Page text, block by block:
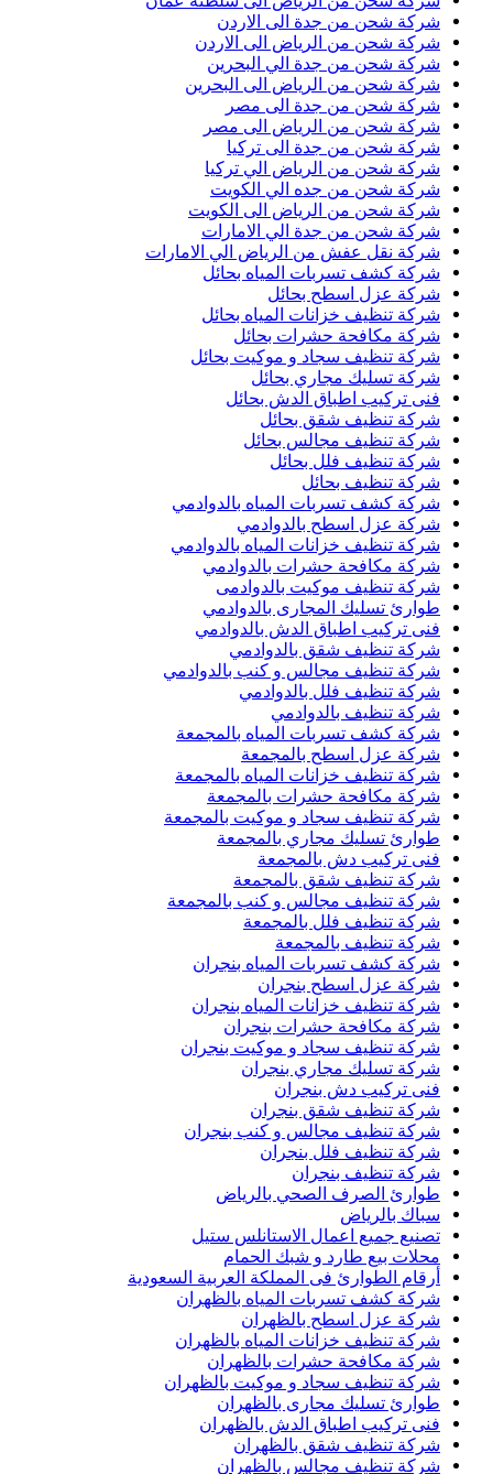
شركة شحن من جدة الى الاردن
شركة شحن من الرياض الى الاردن
شركة شحن من جدة الي البحرين
شركة شحن من الرياض الى البحرين
شركة شحن من جدة الى مصر
شركة شحن من الرياض الى مصر
شركة شحن من جدة الى تركيا
شركة شحن من الرياض الي تركيا
شركة شحن من جده الي الكويت
شركة شحن من الرياض الى الكويت
شركة شحن من جدة الي الامارات
شركة نقل عفش من الرياض الي الامارات
شركة كشف تسربات المياه بحائل
شركة عزل اسطح بحائل
شركة تنظيف خزانات المياه بحائل
شركة مكافحة حشرات بحائل
شركة تنظيف سجاد و موكيت بحائل
شركة تسليك مجاري بحائل
فنى تركيب اطباق الدش بحائل
شركة تنظيف شقق بحائل
شركة تنظيف مجالس بحائل
شركة تنظيف فلل بحائل
شركة تنظيف بحائل
شركة كشف تسربات المياه بالدوادمي
شركة عزل اسطح بالدوادمي
شركة تنظيف خزانات المياه بالدوادمي
شركة مكافحة حشرات بالدوادمي
شركة تنظيف موكيت بالدوادمى
طوارئ تسليك المجارى بالدوادمي
فنى تركيب اطباق الدش بالدوادمي
شركة تنظيف شقق بالدوادمي
شركة تنظيف مجالس و كنب بالدوادمي
شركة تنظيف فلل بالدوادمي
شركة تنظيف بالدوادمي
شركة كشف تسربات المياه بالمجمعة
شركة عزل اسطح بالمجمعة
شركة تنظيف خزانات المياه بالمجمعة
شركة مكافحة حشرات بالمجمعة
شركة تنظيف سجاد و موكيت بالمجمعة
طوارئ تسليك مجاري بالمجمعة
فنى تركيب دش بالمجمعة
شركة تنظيف شقق بالمجمعة
شركة تنظيف مجالس و كنب بالمجمعة
شركة تنظيف فلل بالمجمعة
شركة تنظيف بالمجمعة
شركة كشف تسربات المياه بنجران
شركة عزل اسطح بنجران
شركة تنظيف خزانات المياه بنجران
شركة مكافحة حشرات بنجران
شركة تنظيف سجاد و موكيت بنجران
شركة تسليك مجاري بنجران
فنى تركيب دش بنجران
شركة تنظيف شقق بنجران
شركة تنظيف مجالس و كنب بنجران
شركة تنظيف فلل بنجران
شركة تنظيف بنجران
طوارئ الصرف الصحي بالرياض
سباك بالرياض
تصنيع جميع اعمال الاستانلس ستيل
محلات بيع طارد و شبك الحمام
أرقام الطوارئ فى المملكة العربية السعودية
شركة كشف تسربات المياه بالظهران
شركة عزل اسطح بالظهران
شركة تنظيف خزانات المياه بالظهران
شركة مكافحة حشرات بالظهران
شركة تنظيف سجاد و موكيت بالظهران
طوارئ تسليك مجارى بالظهران
فنى تركيب اطباق الدش بالظهران
شركة تنظيف شقق بالظهران
شركة تنظيف مجالس بالظهران